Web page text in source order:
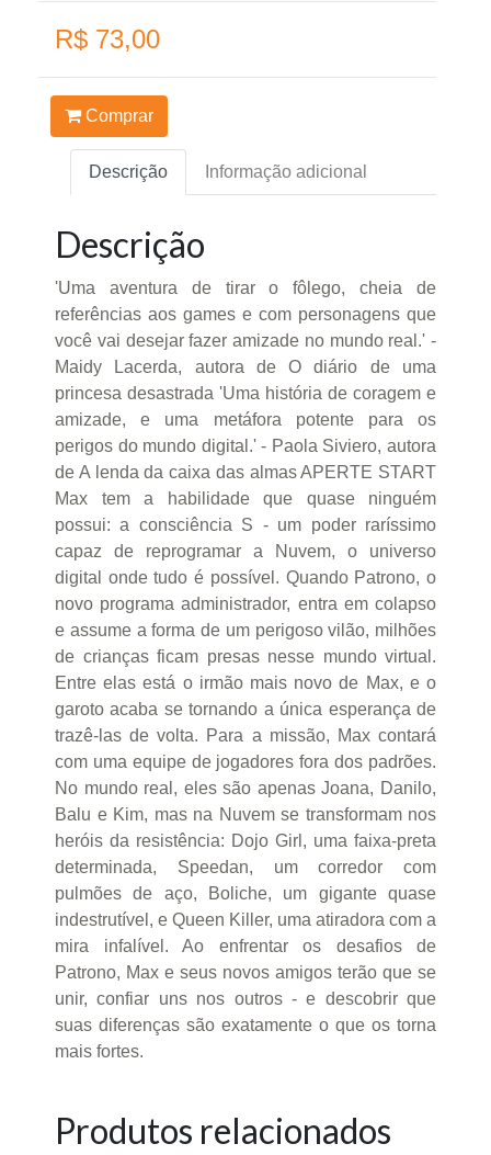
R$ 73,00
Comprar
Descrição Informação adicional
Descrição
'Uma aventura de tirar o fôlego, cheia de
referências aos games e com personagens que
você vai desejar fazer amizade no mundo real.' -
Maidy Lacerda, autora de O diário de uma
princesa desastrada 'Uma história de coragem e
amizade, e uma metáfora potente para os
perigos do mundo digital.' - Paola Siviero, autora
de A lenda da caixa das almas APERTE START
Max tem a habilidade que quase ninguém
possui: a consciência S - um poder raríssimo
capaz de reprogramar a Nuvem, o universo
digital onde tudo é possível. Quando Patrono, o
novo programa administrador, entra em colapso
e assume a forma de um perigoso vilão, milhões
de crianças ficam presas nesse mundo virtual.
Entre elas está o irmão mais novo de Max, e o
garoto acaba se tornando a única esperança de
trazê-las de volta. Para a missão, Max contará
com uma equipe de jogadores fora dos padrões.
No mundo real, eles são apenas Joana, Danilo,
Balu e Kim, mas na Nuvem se transformam nos
heróis da resistência: Dojo Girl, uma faixa-preta
determinada, Speedan, um corredor com
pulmões de aço, Boliche, um gigante quase
indestrutível, e Queen Killer, uma atiradora com a
mira infalível. Ao enfrentar os desafios de
Patrono, Max e seus novos amigos terão que se
unir, confiar uns nos outros - e descobrir que
suas diferenças são exatamente o que os torna
mais fortes.
Produtos relacionados